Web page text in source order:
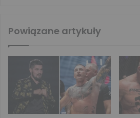
Powiązane artykuły